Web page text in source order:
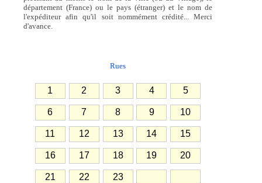
département (France) ou le pays (étranger) et le nom de
l'expéditeur afin qu'il soit nommément crédité... Merci
d'avance.
Rues
1 2 3 4 5
6 7 8 9 10
11 12 13 14 15
16 17 18 19 20
21 22 23